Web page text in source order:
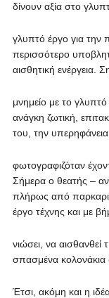
δίνουν αξία στο
γλυπτό έργο για την
περισσότερο
αισθητική ενέργεια.
μνημείο με το
ανάγκη ζωτική,
του, την
φωτογραφιζόταν
Σήμερα ο θεατής –
πλήρως από
έργο τέχνης και με
νιώσει, να αισθανθεί
σπασμένα κολονάκια
Έτσι, ακόμη και η